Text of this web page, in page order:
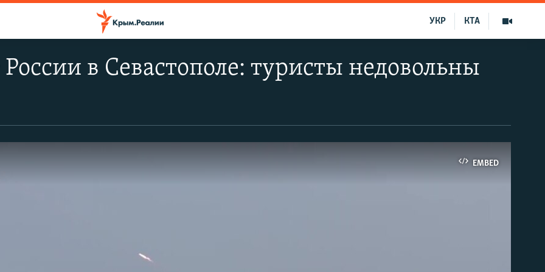
КТА
УКР
в Севастополе: туристы недовольны
EMBED